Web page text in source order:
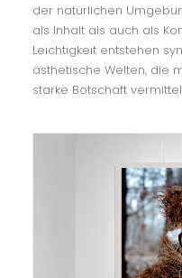
der natürlichen
als Inhalt als auch als
Leichtigkeit entstehen
ästhetische Welten, die
starke Botschaft